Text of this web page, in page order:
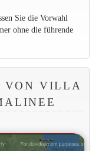
Sie die Vorwahl
ohne die führende
VON VILLA